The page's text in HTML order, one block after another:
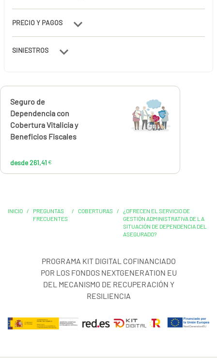
PRECIO Y PAGOS
SINIESTROS
Calcúlalo ahora
Seguro de
Dependencia con
Cobertura Vitalicia y
Beneficios Fiscales
desde 261,41 €
261,41€
INICIO /
PREGUNTAS
FRECUENTES
/ COBERTURAS /
¿OFRECEN EL SERVICIO DE
GESTIÓN ADMINISTRATIVA DE LA
SITUACIÓN DE DEPENDENCIA DEL
ASEGURADO?
PROGRAMA KIT DIGITAL COFINANCIADO
POR LOS FONDOS NEXTGENERATION EU
DEL MECANISMO DE RECUPERACIÓN Y
RESILIENCIA